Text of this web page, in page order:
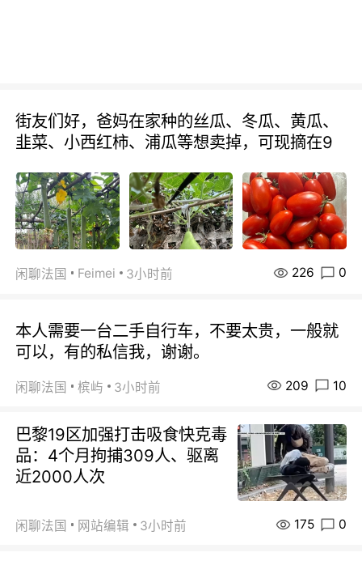
街友们好，爸妈在家种的丝瓜、冬瓜、黄瓜、
韭菜、小西红柿、浦瓜等想卖掉，可现摘在9
闲聊法国 Feimei 3小时前 226 0
本人需要一台二手自行车，不要太贵，一般就
可以，有的私信我，谢谢。
闲聊法国 槟屿 3小时前 209 10
巴黎19区加强打击吸食快克毒
品：4个月拘捕309人、驱离
近2000人次
闲聊法国 网站编辑 3小时前 175 0